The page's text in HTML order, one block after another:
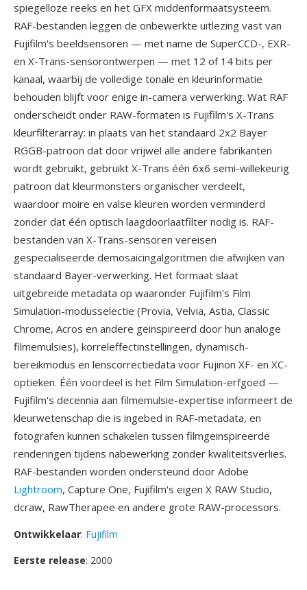
spiegelloze reeks en het GFX middenformaatsysteem.
RAF-bestanden leggen de onbewerkte uitlezing vast van
Fujifilm's beeldsensoren — met name de SuperCCD-, EXR-
en X-Trans-sensorontwerpen — met 12 of 14 bits per
kanaal, waarbij de volledige tonale en kleurinformatie
behouden blijft voor enige in-camera verwerking. Wat RAF
onderscheidt onder RAW-formaten is Fujifilm's X-Trans
kleurfilterarray: in plaats van het standaard 2x2 Bayer
RGGB-patroon dat door vrijwel alle andere fabrikanten
wordt gebruikt, gebruikt X-Trans één 6x6 semi-willekeurig
patroon dat kleurmonsters organischer verdeelt,
waardoor moire en valse kleuren worden verminderd
zonder dat één optisch laagdoorlaatfilter nodig is. RAF-
bestanden van X-Trans-sensoren vereisen
gespecialiseerde demosaicingalgoritmen die afwijken van
standaard Bayer-verwerking. Het formaat slaat
uitgebreide metadata op waaronder Fujifilm's Film
Simulation-modusselectie (Provia, Velvia, Astia, Classic
Chrome, Acros en andere geinspireerd door hun analoge
filmemulsies), korreleffectinstellingen, dynamisch-
bereikmodus en lenscorrectiedata voor Fujinon XF- en XC-
optieken. Één voordeel is het Film Simulation-erfgoed —
Fujifilm's decennia aan filmemulsie-expertise informeert de
kleurwetenschap die is ingebed in RAF-metadata, en
fotografen kunnen schakelen tussen filmgeinspireerde
renderingen tijdens nabewerking zonder kwaliteitsverlies.
RAF-bestanden worden ondersteund door Adobe
Lightroom, Capture One, Fujifilm's eigen X RAW Studio,
dcraw, RawTherapee en andere grote RAW-processors.
Ontwikkelaar: Fujifilm
Eerste release: 2000